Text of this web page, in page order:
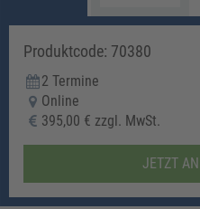
Produktcode: 70380
2 Termine
Online
395,00 € zzgl. MwSt.
JETZT